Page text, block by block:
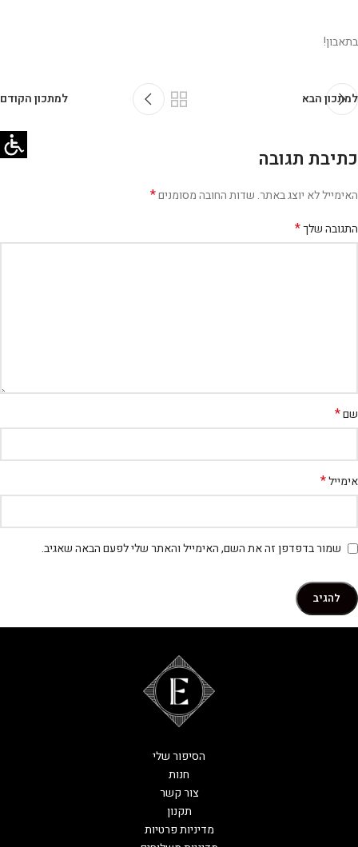
בתאבון!
למתכון הבא למתכון הקודם
כתיבת תגובה
האימייל לא יוצג באתר. שדות החובה מסומנים*
התגובה שלך*
שם*
אימייל*
שמור בדפדפן זה את השם, האימייל והאתר שלי לפעם הבאה שאגיב.
הסיפור שלי
חנות
צור קשר
תקנון
מדיניות פרטיות